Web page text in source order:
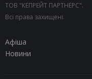
ТОВ "КЕПРЕЙТ ПАРТНЕРС".
Всі права захищені.
Афіша
Новини